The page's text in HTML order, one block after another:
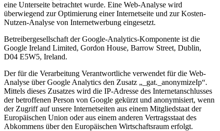
eine Unterseite betrachtet wurde. Eine Web-Analyse wird
überwiegend zur Optimierung einer Internetseite und zur Kosten-
Nutzen-Analyse von Internetwerbung eingesetzt.
Betreibergesellschaft der Google-Analytics-Komponente ist die
Google Ireland Limited, Gordon House, Barrow Street, Dublin,
D04 E5W5, Ireland.
Der für die Verarbeitung Verantwortliche verwendet für die Web-
Analyse über Google Analytics den Zusatz „_gat._anonymizeIp“.
Mittels dieses Zusatzes wird die IP-Adresse des Internetanschlusses
der betroffenen Person von Google gekürzt und anonymisiert, wenn
der Zugriff auf unsere Internetseiten aus einem Mitgliedstaat der
Europäischen Union oder aus einem anderen Vertragsstaat des
Abkommens über den Europäischen Wirtschaftsraum erfolgt.